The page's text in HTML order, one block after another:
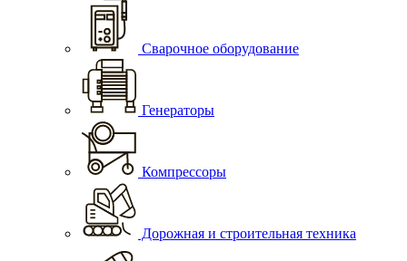
Сварочное оборудование
Генераторы
Компрессоры
Дорожная и строительная техника